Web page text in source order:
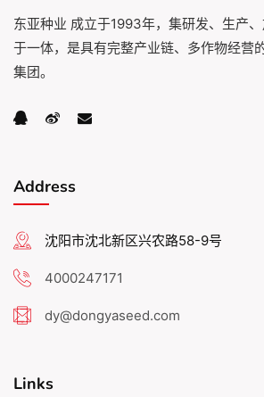
东亚种业 成立于1993年，集研发、生产
于一体，是具有完整产业链、多作物经营
集团。
Address
沈阳市沈北新区兴农路58-9号
4000247171
dy@dongyaseed.com
Links